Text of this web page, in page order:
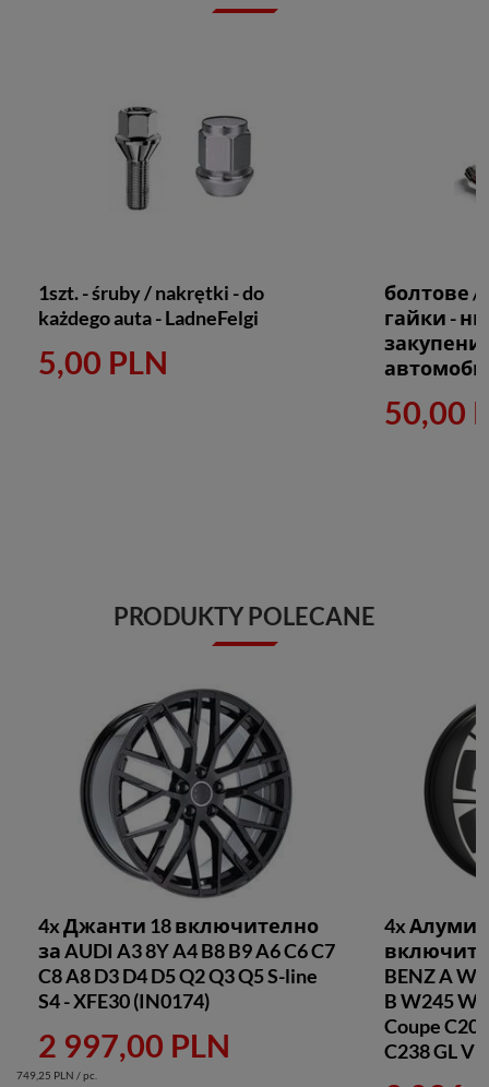
1szt. - śruby / nakrętki - do
każdego auta - LadneFelgi
5,00 PLN
болтове
гайки -
50,00
PRODUKTY POLECANE
4x Джанти 18 включително
за AUDI A3 8Y A4 B8 B9 A6 C6 C7
C8 A8 D3 D4 D5 Q2 Q3 Q5 S-line
S4 - XFE30 (IN0174)
2 997,00 PLN
749,25 PLN / pc.
4x
BENZ A
B W245
Coupe
C238 GL V